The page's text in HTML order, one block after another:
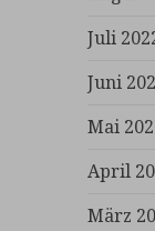
Juli
Juni
Mai
April
März